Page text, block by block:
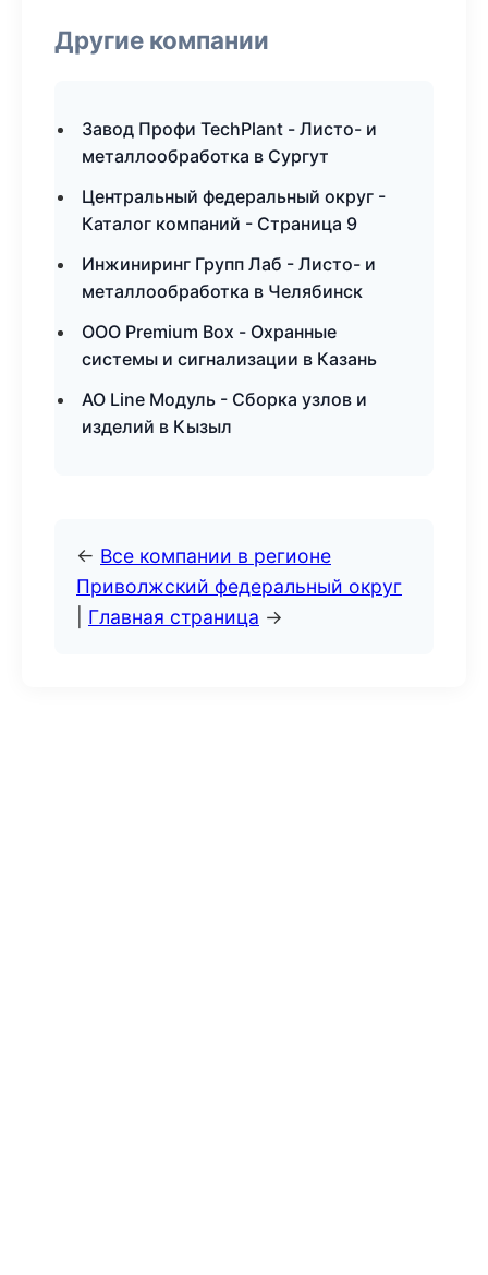
Другие компании
Завод Профи TechPlant - Листо- и
металлообработка в Сургут
Центральный федеральный округ -
Каталог компаний - Страница 9
Инжиниринг Групп Лаб - Листо- и
металлообработка в Челябинск
ООО Premium Box - Охранные
системы и сигнализации в Казань
АО Line Модуль - Сборка узлов и
изделий в Кызыл
← Все компании в регионе
Приволжский федеральный округ
Главная страница →